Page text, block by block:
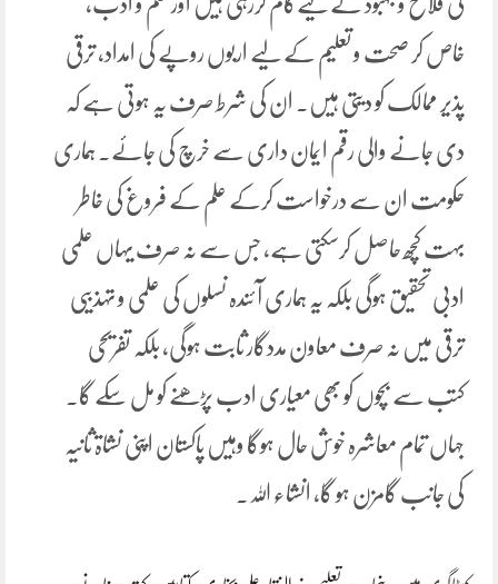
خاص کر صحت و تعلیم کے لیے اربوں روپے کی امداد، ترقی
پذیر ممالک کو دیتی ہیں. ان کی شرط صرف یہ ہوتی ہے کہ
دی جانے والی رقم ایمان داری سے خرچ کی جائے۔ ہماری
حکومت ان سے درخواست کرکے علم کے فروغ کی خاطر
بہت کچھ حاصل کرسکتی ہے، جس سے نہ صرف یہاں علمی
ادبی تحقیق ہوگی بلکہ یہ ہماری آ ئندہ نسلوں کی علمی و تہذبیی
ترقی میں نہ صرف معاون مددگار ثابت ہوگی، بلکہ تفریحی
کتب سے بچوں کو بھی معیاری ادب پڑھنے کو مل سکے گا۔
جہاں تمام معاشرہ خوش حال ہوگا وہیں پاکستان اپنی نشاۃ ثانیہ
کی جانب گامزن ہو گا، انشاء اللہ۔